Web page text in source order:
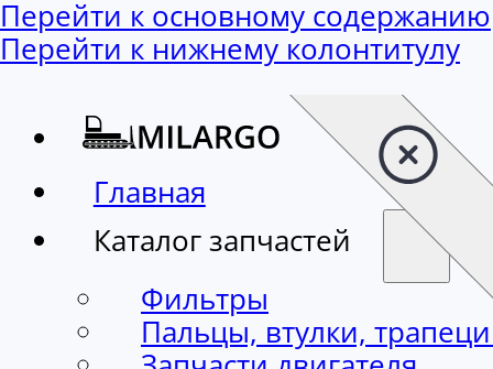
Перейти к основному содержанию
Перейти к нижнему колонтитулу
Главная
Каталог запчастей
Фильтры
Пальцы, втулки,